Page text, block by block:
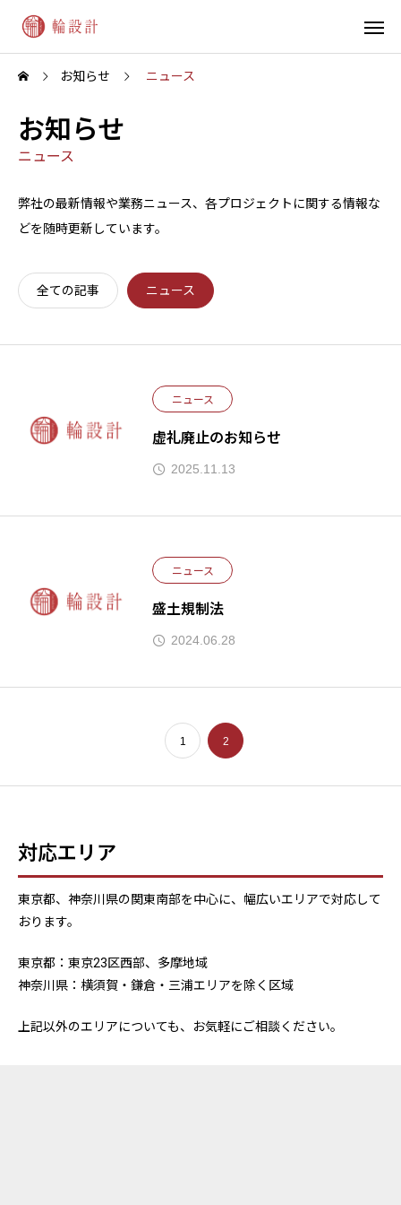
お知らせ ニュース
お知らせ
ニュース
弊社の最新情報や業務ニュース、各プロジェクトに関する情報な
どを随時更新しています。
全ての記事 ニュース
ニュース
虚礼廃止のお知らせ
2025.11.13
ニュース
盛土規制法
2024.06.28
1 2
対応エリア
東京都、神奈川県の関東南部を中心に、幅広いエリアで対応して
おります。
東京都：東京23区西部、多摩地域
神奈川県：横須賀・鎌倉・三浦エリアを除く区域
上記以外のエリアについても、お気軽にご相談ください。